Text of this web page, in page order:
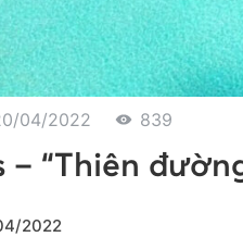
04/2022 839
– “Thiên
2022